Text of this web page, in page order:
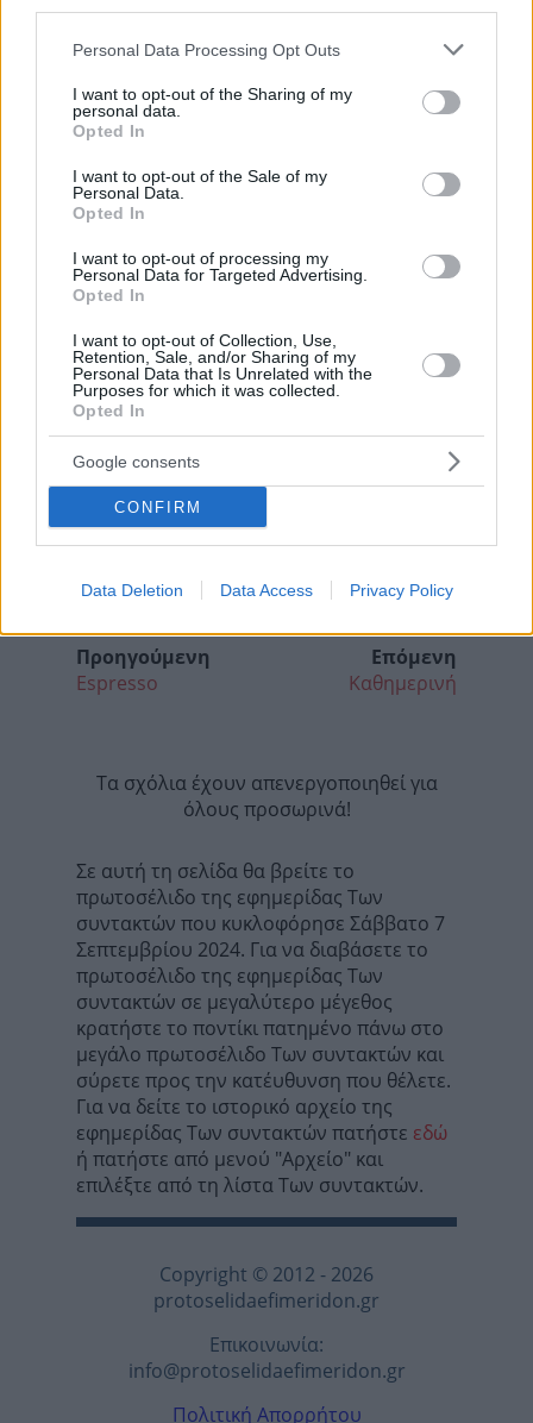
Please note that this website/app uses one or more Google
not limited to your visit or usage behaviour. You may click to
grant or deny consent to Google and its third-party tags to
use your data for below specified purposes in below Google
consent section.
Personal Data Processing Opt Outs
I want to opt-out of the Sharing of my
personal data.
Opted In
I want to opt-out of the Sale of my
Personal Data.
Opted In
I want to opt-out of processing my
Personal Data for Targeted Advertising.
Opted In
I want to opt-out of Collection, Use,
Retention, Sale, and/or Sharing of my
Personal Data that Is Unrelated with the
Purposes for which it was collected.
Opted In
Google consents
CONFIRM
Data Deletion Data Access Privacy Policy
Κοινοποιήστε
Οπισθόφυλλο εφημερίδας Των συντακτών
Προηγούμενη
Espresso
Επόμενη
Καθημερινή
Τα σχόλια έχουν απενεργοποιηθεί για
όλους προσωρινά!
Σε αυτή τη σελίδα θα βρείτε το
πρωτοσέλιδο της εφημερίδας Των
συντακτών που κυκλοφόρησε Σάββατο 7
Σεπτεμβρίου 2024. Για να διαβάσετε το
πρωτοσέλιδο της εφημερίδας Των
συντακτών σε μεγαλύτερο μέγεθος
κρατήστε το ποντίκι πατημένο πάνω στο
μεγάλο πρωτοσέλιδο Των συντακτών και
σύρετε προς την κατέυθυνση που θέλετε.
Για να δείτε το ιστορικό αρχείο της
εφημερίδας Των συντακτών πατήστε εδώ
ή πατήστε από μενού "Αρχείο" και
επιλέξτε από τη λίστα Των συντακτών.
Copyright © 2012 - 2026
protoselidaefimeridon.gr
Επικοινωνία:
info@protoselidaefimeridon.gr
Πολιτική Απορρήτου